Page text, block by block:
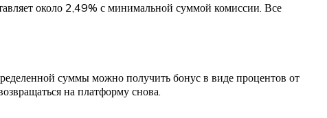
около 2,49% с минимальной суммой комиссии. Все
суммы можно получить бонус в виде процентов от
на платформу снова.